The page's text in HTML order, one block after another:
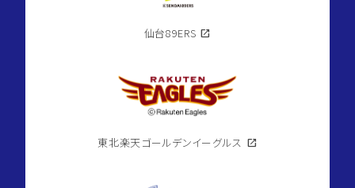
仙台89ERS open_in_new
東北楽天ゴールデンイーグルス open_in_new